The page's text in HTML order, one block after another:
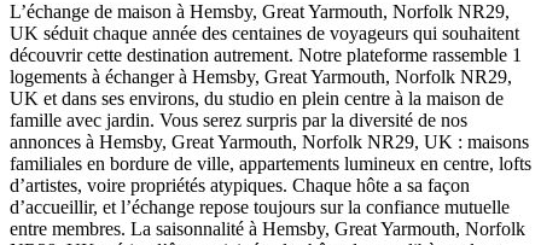
L’échange de maison à Hemsby, Great Yarmouth, Norfolk NR29,
UK séduit chaque année des centaines de voyageurs qui souhaitent
découvrir cette destination autrement. Notre plateforme rassemble 1
logements à échanger à Hemsby, Great Yarmouth, Norfolk NR29,
UK et dans ses environs, du studio en plein centre à la maison de
famille avec jardin. Vous serez surpris par la diversité de nos
annonces à Hemsby, Great Yarmouth, Norfolk NR29, UK : maisons
familiales en bordure de ville, appartements lumineux en centre, lofts
d’artistes, voire propriétés atypiques. Chaque hôte a sa façon
d’accueillir, et l’échange repose toujours sur la confiance mutuelle
entre membres. La saisonnalité à Hemsby, Great Yarmouth, Norfolk